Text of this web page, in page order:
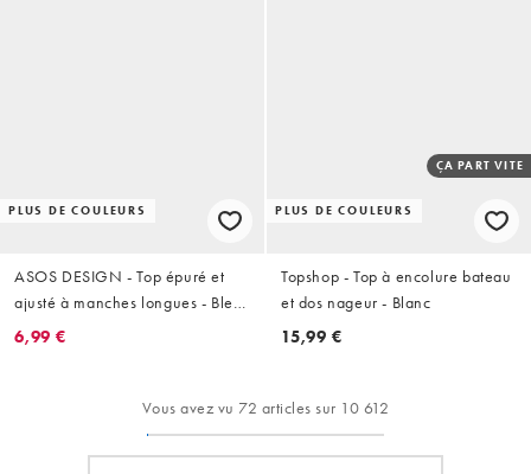
PLUS DE COULEURS
ASOS DESIGN - Top épuré et
ajusté à manches longues - Bleu
marine
6,99 €
PLUS DE COULEURS
ÇA PART VITE
Topshop - Top à encolure bateau
et dos nageur - Blanc
15,99 €
Vous avez vu 72 articles sur 10 612